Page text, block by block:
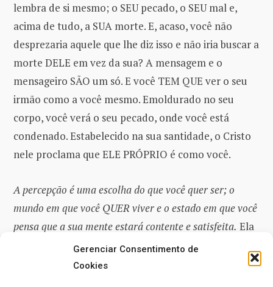
Gerenciar Consentimento de
Cookies
lembra de si mesmo; o SEU pecado, o SEU mal e,
acima de tudo, a SUA morte. E, acaso, você não
desprezaria aquele que lhe diz isso e não iria buscar a
morte DELE em vez da sua? A mensagem e o
mensageiro SÃO um só. E você TEM QUE ver o seu
irmão como a você mesmo. Emoldurado no seu
corpo, você verá o seu pecado, onde você está
condenado. Estabelecido na sua santidade, o Cristo
nele proclama que ELE PRÓPRIO é como você.
A percepção é uma escolha do que você quer ser; o
mundo em que você QUER viver e o estado em que você
pensa que a sua mente estará contente e satisfeita. Ela
escolhe aonde você pensa que está a sua segurança,
DE ACORDO COM A SUA DECISÃO. Ela revela a você